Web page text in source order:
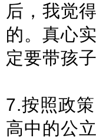
后，我觉
的。真心
定要带孩
7.按照政
高中的公